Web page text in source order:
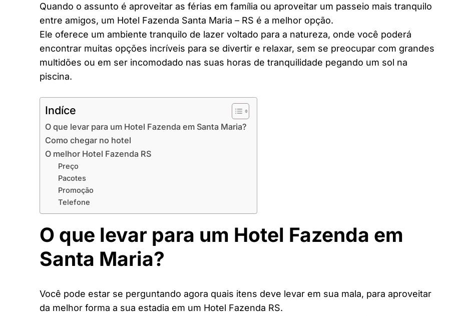
Quando o assunto é aproveitar as férias em família ou aproveitar um passeio mais tranquilo
entre amigos, um Hotel Fazenda Santa Maria – RS é a melhor opção.
Ele oferece um ambiente tranquilo de lazer voltado para a natureza, onde você poderá
encontrar muitas opções incríveis para se divertir e relaxar, sem se preocupar com grandes
multidões ou em ser incomodado nas suas horas de tranquilidade pegando um sol na
piscina.
Indíce
O que levar para um Hotel Fazenda em Santa Maria?
Como chegar no hotel
O melhor Hotel Fazenda RS
Preço
Pacotes
Promoção
Telefone
O que levar para um Hotel Fazenda em
Santa Maria?
Você pode estar se perguntando agora quais itens deve levar em sua mala, para aproveitar
da melhor forma a sua estadia em um Hotel Fazenda RS.